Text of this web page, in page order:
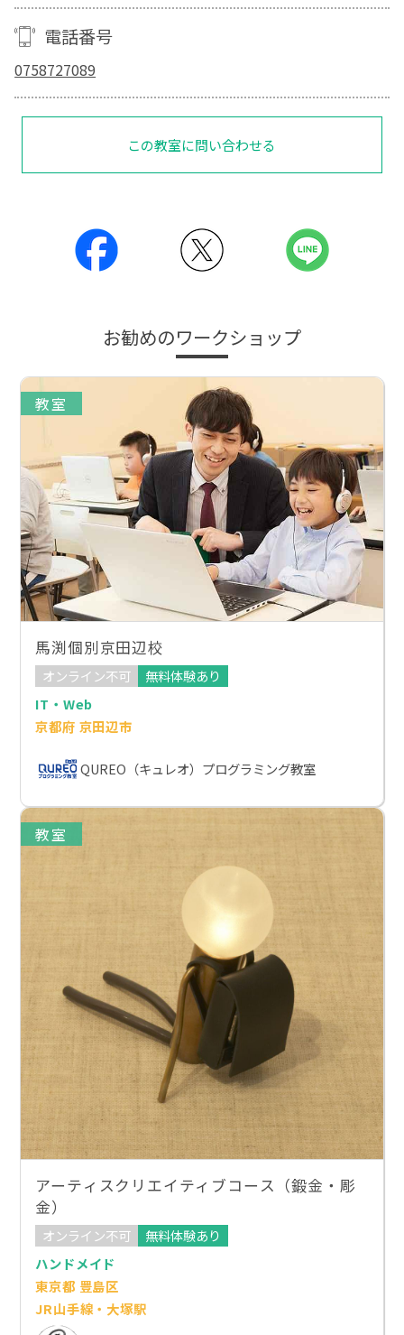
電話番号
0758727089
この教室に問い合わせる
お勧めのワークショップ
教室
馬渕個別京田辺校
オンライン不可
無料体験あり
IT・Web
京都府 京田辺市
QUREO（キュレオ）プログラミング教室
教室
アーティスクリエイティブコース（鍛金・彫
金）
オンライン不可
無料体験あり
ハンドメイド
東京都 豊島区
JR山手線・大塚駅